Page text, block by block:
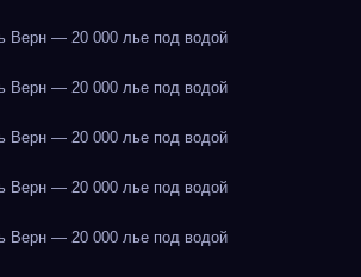
Верн — 20 000 лье под водой
Верн — 20 000 лье под водой
Верн — 20 000 лье под водой
Верн — 20 000 лье под водой
Верн — 20 000 лье под водой